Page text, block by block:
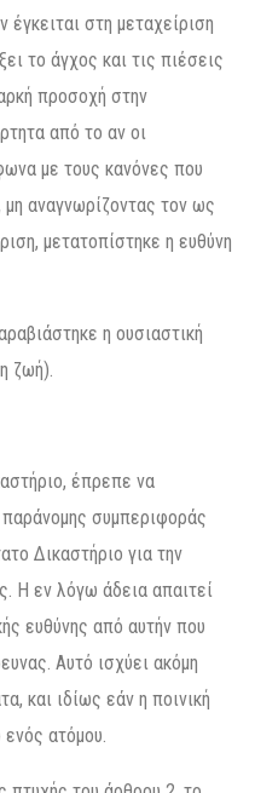
στη μεταχείριση
το άγχος και τις πιέσεις
προσοχή στην
από το αν οι
με τους κανόνες που
μη αναγνωρίζοντας τον ως
μετατοπίστηκε η ευθύνη
η ουσιαστική
ζωή).
έπρεπε να
συμπεριφοράς
Δικαστήριο για την
Η εν λόγω άδεια απαιτεί
ευθύνης από αυτήν που
Αυτό ισχύει ακόμη
και ιδίως εάν η ποινική
ατόμου.